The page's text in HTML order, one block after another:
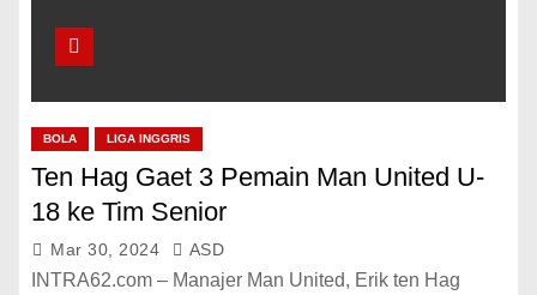
BOLA LIGA INGGRIS
Ten Hag Gaet 3 Pemain Man United U-
18 ke Tim Senior
Mar 30, 2024 ASD
INTRA62.com – Manajer Man United, Erik ten Hag